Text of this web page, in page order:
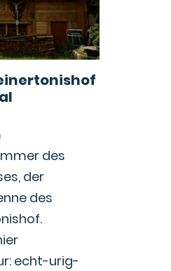
des
der
des
echt-urig-